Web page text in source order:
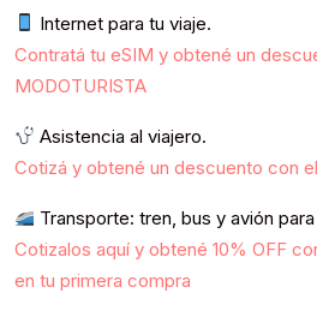
Internet para tu viaje.
Contratá tu eSIM y obtené un
MODOTURISTA
Asistencia al viajero.
Cotizá y obtené un descuento con
Transporte: tren, bus y avión
Cotizalos aquí y obtené 10% OFF
en tu primera compra